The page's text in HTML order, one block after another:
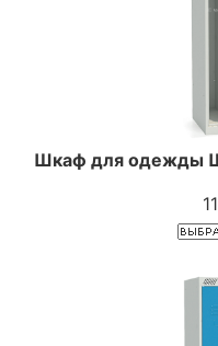
Шкаф для одежды